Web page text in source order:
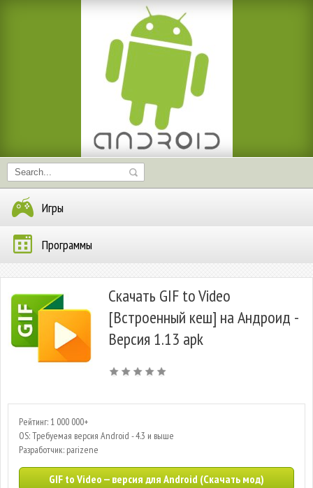
Игры
Программы
Скачать GIF to Video
[Встроенный кеш] на Андроид -
Версия 1.13 apk
Рейтинг: 1 000 000+
OS: Требуемая версия Android - 4.3 и выше
Разработчик: parizene
GIF to Video — версия для Android (Скачать мод)